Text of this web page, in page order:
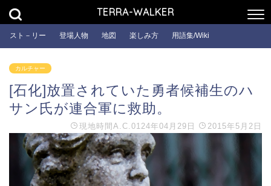
TERRA-WALKER
スト－リー 登場人物 地図 楽しみ方 用語集/Wiki
カルチャー
[石化]放置されていた勇者候補生のハ
サン氏が連合軍に救助。
現地時間 A.C.0124年04月29日 2015年5月2日